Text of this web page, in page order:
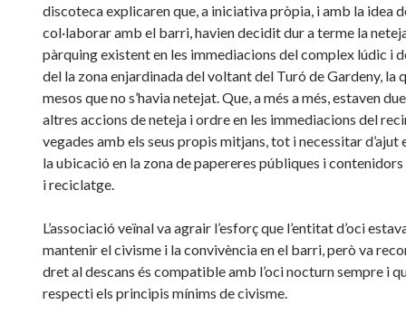
discoteca explicaren que, a iniciativa pròpia, i amb la idea
col·laborar amb el barri, havien decidit dur a terme la
pàrquing existent en les immediacions del complex lúdic i
del la zona enjardinada del voltant del Turó de Gardeny, la
mesos que no s’havia netejat. Que, a més a més, estaven
altres accions de neteja i ordre en les immediacions del
vegades amb els seus propis mitjans, tot i necessitar d’ajut
la ubicació en la zona de papereres públiques i
i reciclatge.
L’associació veïnal va agrair l’esforç que l’entitat d’oci
mantenir el civisme i la convivència en el barri, però va
dret al descans és compatible amb l’oci nocturn sempre i
respecti els principis mínims de civisme.